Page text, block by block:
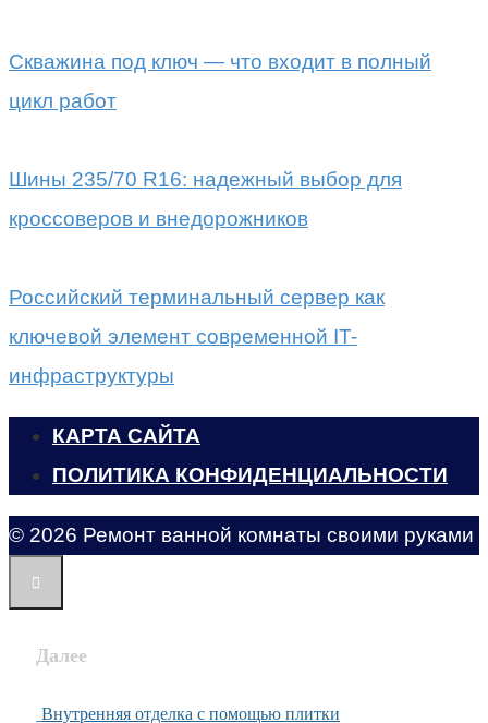
Скважина под ключ — что входит в полный
цикл работ
Шины 235/70 R16: надежный выбор для
кроссоверов и внедорожников
Российский терминальный сервер как
ключевой элемент современной IT-
инфраструктуры
КАРТА САЙТА
ПОЛИТИКА КОНФИДЕНЦИАЛЬНОСТИ
© 2026 Ремонт ванной комнаты своими руками
Далее
Внутренняя отделка с помощью плитки